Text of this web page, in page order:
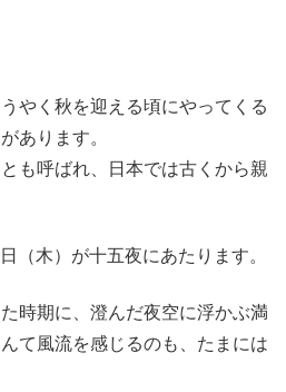
やく秋を迎える頃にやってくる
あります。
も呼ばれ、日本では古くから親
（木）が十五夜にあたります。
時期に、澄んだ夜空に浮かぶ満
て風流を感じるのも、たまには